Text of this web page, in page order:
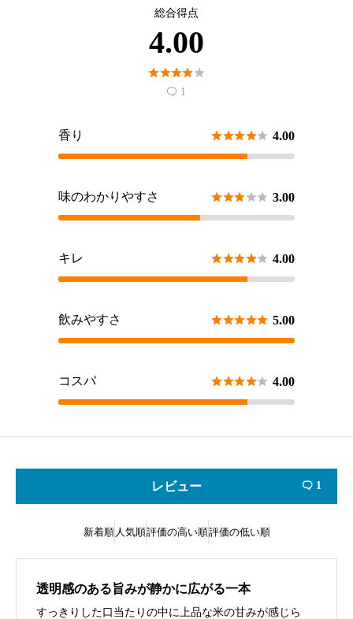
総合得点
4.00

 1
香り  4.00
味のわかりやすさ  3.00
キレ  4.00
飲みやすさ  5.00
コスパ  4.00
レビュー  1
新着順 人気順評価の高い順評価の低い順
透明感のある旨みが静かに広がる一本
すっきりした口当たりの中に上品な米の甘みが感じら